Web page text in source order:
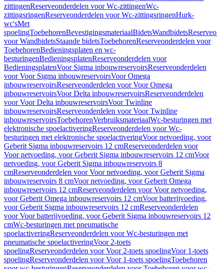
zittingenReserveonderdelen voor Wc-zittingenWc-
zittingsringenReserveonderdelen voor Wc-zittingsringenHurk-
wc'sMet
spoelingToebehorenBevestigingsmateriaalBidetsWandbidets
voor WandbidetsStaande bidetsToebehorenReserveonderdelen voor
ToebehorenBedieningsplaten en wc-
besturingenBedieningsplatenReserveonderdelen voor
BedieningsplatenVoor Sigma inbouwreservoirsReserveonderdelen
voor Voor Sigma inbouwreservoirsVoor Omega
inbouwreservoirsReserveonderdelen voor Voor Omega
inbouwreservoirsVoor Delta inbouwreservoirsReserveonderdelen
voor Voor Delta inbouwreservoirsVoor Twinline
inbouwreservoirsReserveonderdelen voor Voor Twinline
inbouwreservoirsToebehorenVerbruiksmateriaalWc-besturingen met
elektronische spoelactiveringReserveonderdelen voor Wc-
besturingen met elektronische spoelactiveringVoor netvoeding, voor
Geberit Sigma inbouwreservoirs 12 cmReserveonderdelen voor
Voor netvoeding, voor Geberit Sigma inbouwreservoirs 12 cmVoor
netvoeding, voor Geberit Sigma inbouwreservoirs 8
cmReserveonderdelen voor Voor netvoeding, voor Geberit Sigma
inbouwreservoirs 8 cmVoor netvoeding, voor Geberit Omega
inbouwreservoirs 12 cmReserveonderdelen voor Voor netvoeding,
voor Geberit Omega inbouwreservoirs 12 cmVoor batterijvoeding,
voor Geberit Sigma inbouwreservoirs 12 cmReserveonderdelen
voor Voor batterijvoeding, voor Geberit Sigma inbouwreservoirs 12
cmWc-besturingen met pneumatische
spoelactiveringReserveonderdelen voor Wc-besturingen met
pneumatische spoelactiveringVoor 2-toets
spoelingReserveonderdelen voor Voor 2-toets spoelingVoor 1-toets
spoelingReserveonderdelen voor Voor 1-toets spoelingToebehoren